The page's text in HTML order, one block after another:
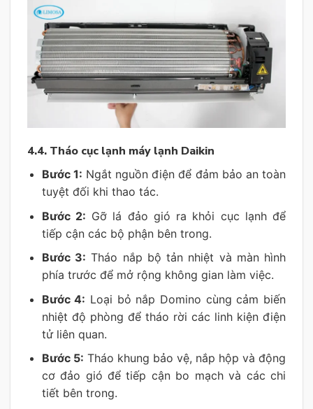
4.4. Tháo cục lạnh máy lạnh Daikin
Bước 1: Ngắt nguồn điện để đảm bảo an toàn
tuyệt đối khi thao tác.
Bước 2: Gỡ lá đảo gió ra khỏi cục lạnh để
tiếp cận các bộ phận bên trong.
Bước 3: Tháo nắp bộ tản nhiệt và màn hình
phía trước để mở rộng không gian làm việc.
Bước 4: Loại bỏ nắp Domino cùng cảm biến
nhiệt độ phòng để tháo rời các linh kiện điện
tử liên quan.
Bước 5: Tháo khung bảo vệ, nắp hộp và động
cơ đảo gió để tiếp cận bo mạch và các chi
tiết bên trong.